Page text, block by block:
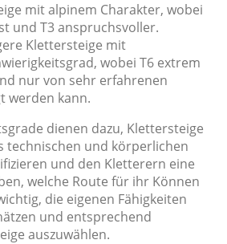
mit alpinem Charakter, wobei
und T3 anspruchsvoller.
Klettersteige mit
wobei T6 extrem
nur von sehr erfahrenen
werden kann.
dienen dazu, Klettersteige
technischen und körperlichen
und den Kletterern eine
welche Route für ihr Können
die eigenen Fähigkeiten
und entsprechend
auszuwählen.